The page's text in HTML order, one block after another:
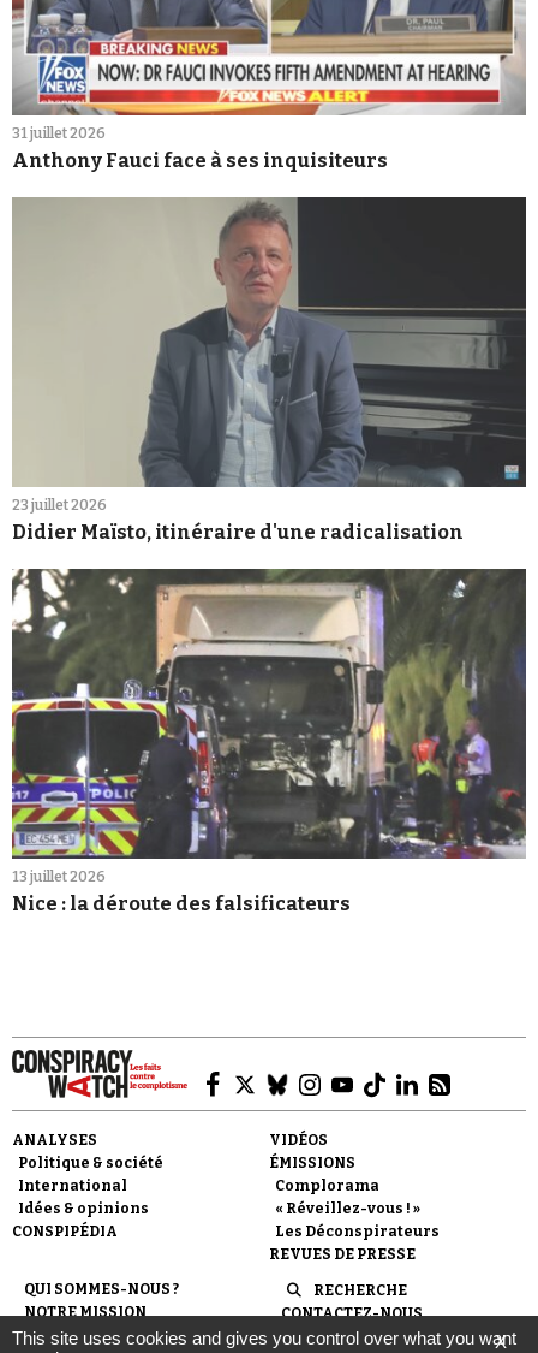
31 juillet 2026
Anthony Fauci face à ses inquisiteurs
23 juillet 2026
Didier Maïsto, itinéraire d'une radicalisation
13 juillet 2026
Nice : la déroute des falsificateurs
ANALYSES
Politique & société
International
Idées & opinions
CONSPIPÉDIA
VIDÉOS
ÉMISSIONS
Complorama
« Réveillez-vous ! »
Les Déconspirateurs
REVUES DE PRESSE
QUI SOMMES-NOUS ?
NOTRE MISSION
NOTRE CHARTE ÉDITORIALE
RECHERCHE
CONTACTEZ-NOUS
ESPACE PRESSE
X
This site uses cookies and gives you control over what you want